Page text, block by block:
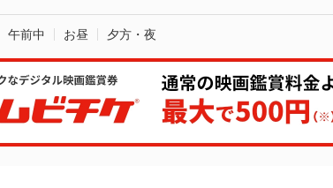
午前中 お昼 夕方・夜